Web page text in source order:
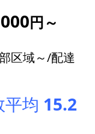
円～
/配達
均 15.2